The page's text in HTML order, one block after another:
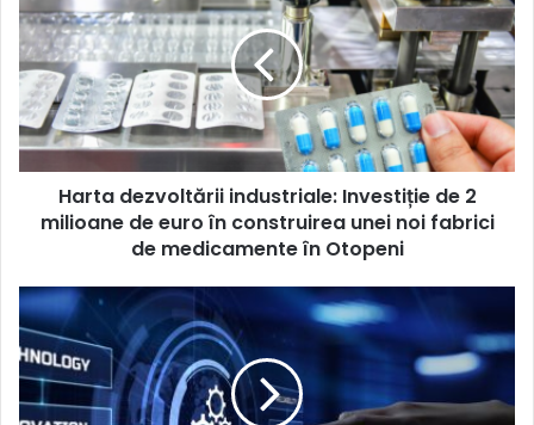
industriale:
Investiție
de
milioane
de
euro
construirea
fabrici
de
medicamente
în
Otopeni
Harta dezvoltării industriale: Investiție de 2
milioane de euro în construirea unei noi fabrici
de medicamente în Otopeni
RAP
Systems:
Sisteme
personalizate
de